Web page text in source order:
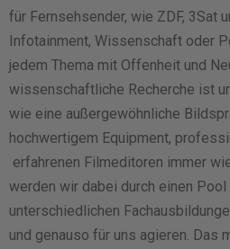
für Fernsehsender, wie ZDF, 3Sat
Infotainment, Wissenschaft oder
jedem Thema mit Offenheit und
wissenschaftliche Recherche ist
wie eine außergewöhnliche
hochwertigem Equipment,
erfahrenen Filmeditoren immer
werden wir dabei durch einen
unterschiedlichen
und genauso für uns agieren. Das